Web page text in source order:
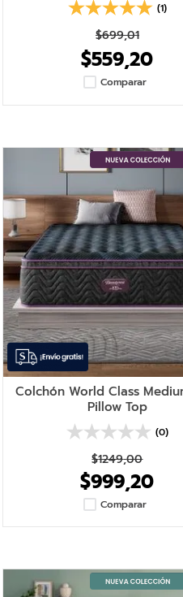
(1)
$699,01
$559,20
Comparar
Colchón World Class
Pillow Top
(0)
$1249,00
$999,20
Comparar